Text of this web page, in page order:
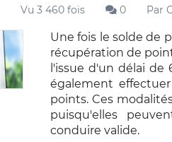
Vu 3 460 fois 0 Par
Une fois le solde de
récupération de
l'issue d'un délai de
également
points. Ces
puisqu'elles
conduire valide.